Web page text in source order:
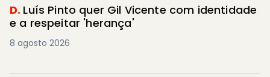
D. Luís Pinto quer Gil Vicente com identidade
e a respeitar 'herança'
8 agosto 2026